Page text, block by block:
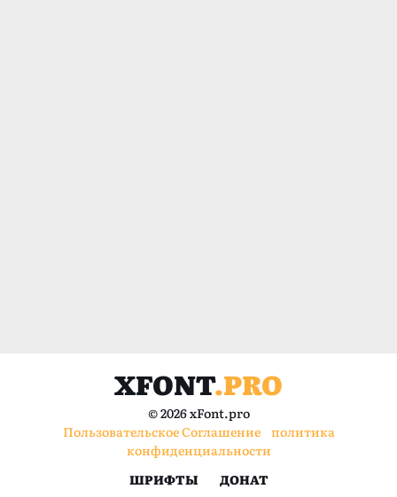
XFONT.PRO
© 2026 xFont.pro
Пользовательское Соглашение
политика
конфиденциальности
ШРИФТЫ
ДОНАТ